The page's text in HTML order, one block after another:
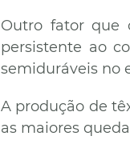
Outro fator que
persistente ao
semiduráveis no
A produção de
as maiores